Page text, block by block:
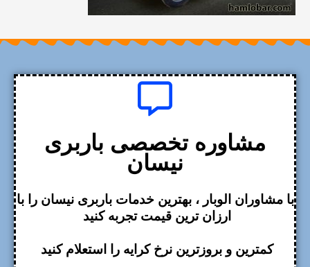
مشاوره تخصصی باربری
نیسان
با مشاوران الوبار ، بهترین خدمات باربری نیسان را با
ارزان ترین قیمت تجربه کنید
کمترین و بروزترین نرخ کرایه را استعلام کنید